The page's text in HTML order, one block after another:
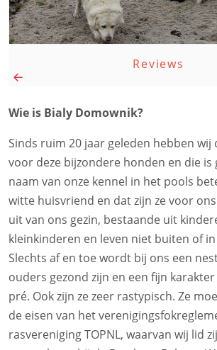
Reviews
Wie is Bialy Domownik?
Sinds ruim 20 jaar geleden hebben wij
voor deze bijzondere honden en die is
naam van onze kennel in het pools
witte huisvriend en dat zijn ze voor
uit van ons gezin, bestaande uit
kleinkinderen en leven niet buiten of
Slechts af en toe wordt bij ons een
ouders gezond zijn en een fijn
pré. Ook zijn ze zeer rastypisch. Ze
de eisen van het
rasvereniging TOPNL, waarvan wij lid